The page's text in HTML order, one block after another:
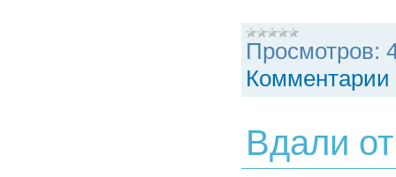
Просмотров:
Комментарии
Вдали